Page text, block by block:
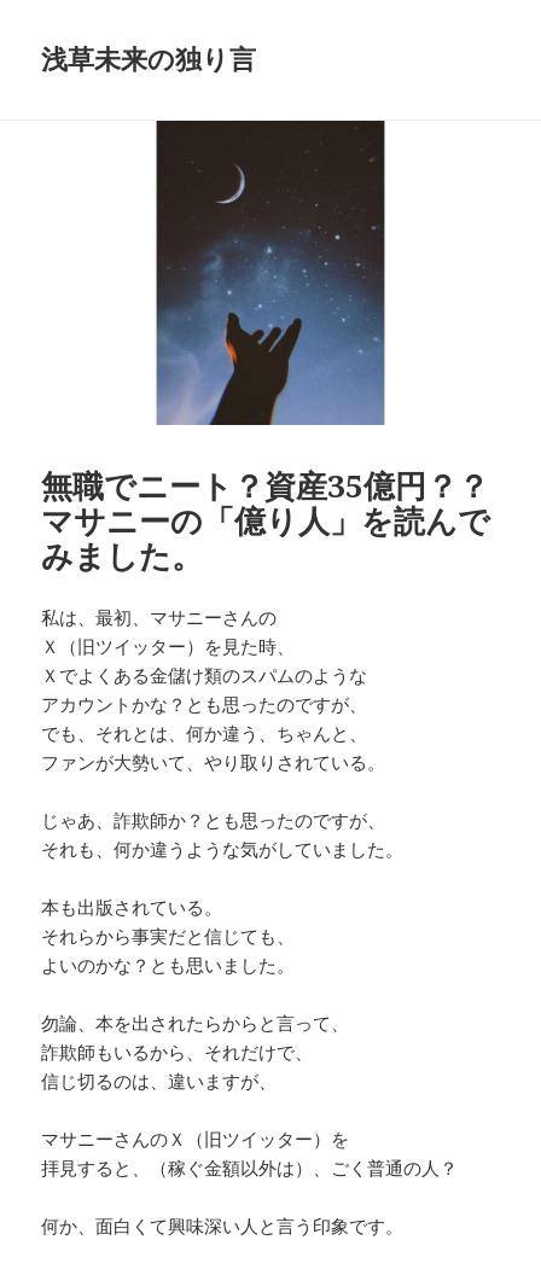
浅草未来の独り言
無職でニート？資産35億円？？
マサニーの「億り人」を読んで
みました。
私は、最初、マサニーさんの
Ｘ（旧ツイッター）を見た時、
Ｘでよくある金儲け類のスパムのような
アカウントかな？とも思ったのですが、
でも、それとは、何か違う、ちゃんと、
ファンが大勢いて、やり取りされている。
じゃあ、詐欺師か？とも思ったのですが、
それも、何か違うような気がしていました。
本も出版されている。
それらから事実だと信じても、
よいのかな？とも思いました。
勿論、本を出されたらからと言って、
詐欺師もいるから、それだけで、
信じ切るのは、違いますが、
マサニーさんのＸ（旧ツイッター）を
拝見すると、（稼ぐ金額以外は）、ごく普通の人？
何か、面白くて興味深い人と言う印象です。